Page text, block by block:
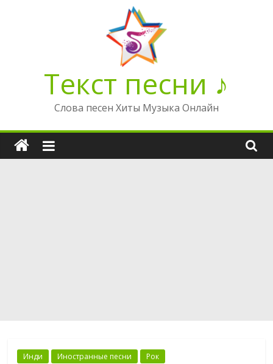
Текст песни ♪
Слова песен Хиты Музыка Онлайн
Инди Иностранные песни Рок